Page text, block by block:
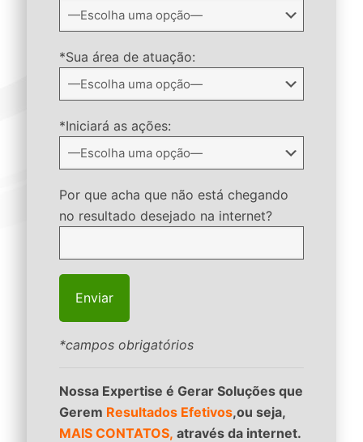
*Sua área de atuação:
*Iniciará as ações:
Por que acha que não está chegando
no resultado desejado na internet?
*campos obrigatórios
Nossa Expertise é Gerar Soluções que
Gerem Resultados Efetivos,ou seja,
MAIS CONTATOS, através da internet.